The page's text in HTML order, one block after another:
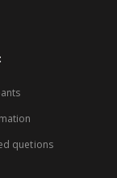
quetions